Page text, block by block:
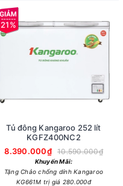
21%
Tủ đông Kangaroo 252 lít
KGFZ400NC2
8.390.000₫
10.590.000₫
Khuyến Mãi:
Tặng Chảo chống dính Kangaroo
KG661M trị giá 280.000đ